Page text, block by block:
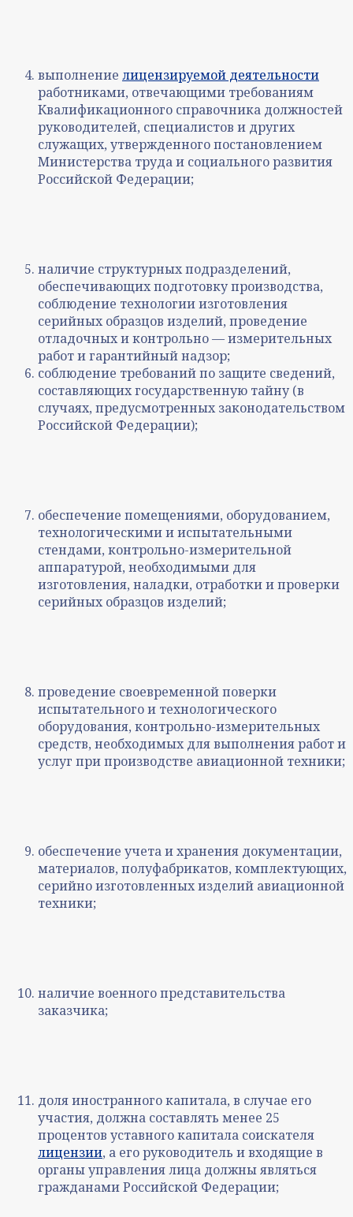
выполнение лицензируемой деятельности
работниками, отвечающими требованиям
Квалификационного справочника должностей
руководителей, специалистов и других
служащих, утвержденного постановлением
Министерства труда и социального развития
Российской Федерации;
наличие структурных подразделений,
обеспечивающих подготовку производства,
соблюдение технологии изготовления
серийных образцов изделий, проведение
отладочных и контрольно — измерительных
работ и гарантийный надзор;
соблюдение требований по защите сведений,
составляющих государственную тайну (в
случаях, предусмотренных законодательством
Российской Федерации);
обеспечение помещениями, оборудованием,
технологическими и испытательными
стендами, контрольно-измерительной
аппаратурой, необходимыми для
изготовления, наладки, отработки и проверки
серийных образцов изделий;
проведение своевременной поверки
испытательного и технологического
оборудования, контрольно-измерительных
средств, необходимых для выполнения работ и
услуг при производстве авиационной техники;
обеспечение учета и хранения документации,
материалов, полуфабрикатов, комплектующих,
серийно изготовленных изделий авиационной
техники;
наличие военного представительства
заказчика;
доля иностранного капитала, в случае его
участия, должна составлять менее 25
процентов уставного капитала соискателя
лицензии, а его руководитель и входящие в
органы управления лица должны являться
гражданами Российской Федерации;